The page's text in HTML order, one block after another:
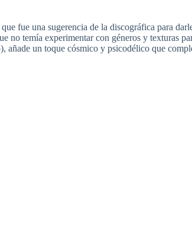
fue una sugerencia de la discográfica para
no temía experimentar con géneros y texturas
un toque cósmico y psicodélico que